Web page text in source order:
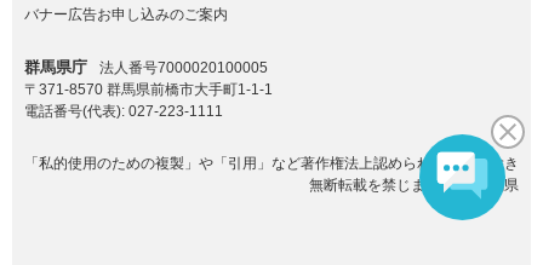
バナー広告お申し込みのご案内
群馬県庁
法人番号7000020100005
〒371-8570 群馬県前橋市大手町1-1-1
電話番号(代表): 027-223-1111
「私的使用のための複製」や「引用」など著作権法上認められた場合を除き
無断転載を禁じます。(C)群馬県